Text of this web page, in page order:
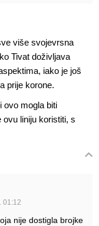
više svojevrsna
Tivat doživljava
iako je još
prije korone.
ovo mogla biti
liniju koristiti, s
01:12
nije dostigla brojke